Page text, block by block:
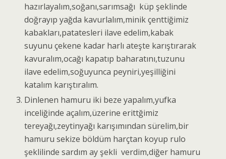
hazırlayalım,soğanı,sarımsağı küp şeklinde
doğrayıp yağda kavurlalım,minik çenttiğimiz
kabakları,patatesleri ilave edelim,kabak
suyunu çekene kadar harlı ateşte karıştırarak
kavuralım,ocağı kapatıp baharatını,tuzunu
ilave edelim,soğuyunca peyniri,yeşilliğini
katalım karıştıralım.
Dinlenen hamuru iki beze yapalım,yufka
inceliğinde açalım,üzerine erittğimiz
tereyağı,zeytinyağı karışımından sürelim,bir
hamuru sekize böldüm harçtan koyup rulo
şeklilinde sardım ay şekli verdim,diğer hamuru